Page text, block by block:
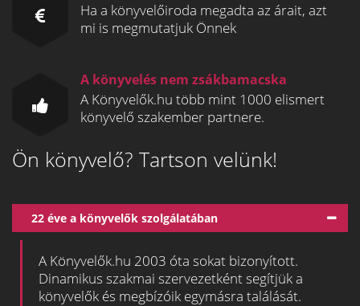
Ha a könyvelőiroda megadta az árait, azt
mi is megmutatjuk Önnek
A könyvelés nem zsákbamacska
A Könyvelők.hu több mint 1000 elismert
könyvelő szakember partnere.
Ön könyvelő? Tartson velünk!
22 éve a könyvelők szolgálatában
A Könyvelők.hu 2003 óta sokat bizonyított.
Dinamikus szakmai szervezetként segítjük a
könyvelők és megbízóik egymásra találását.